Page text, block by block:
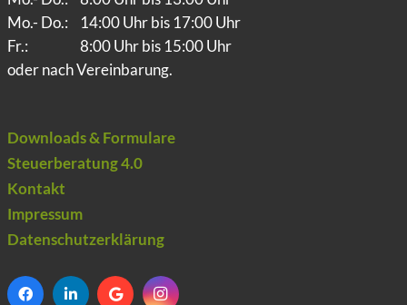
Mo.- Do.:
14:00 Uhr bis 17:00 Uhr
Fr.:
8:00 Uhr bis 15:00 Uhr
oder nach Vereinbarung.
Downloads & Formulare
Steuerberatung 4.0
Kontakt
Impressum
Datenschutzerklärung